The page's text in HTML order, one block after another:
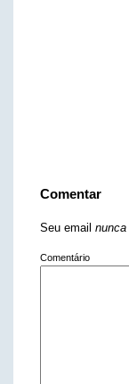
Comentar
Seu email nunca
Comentário